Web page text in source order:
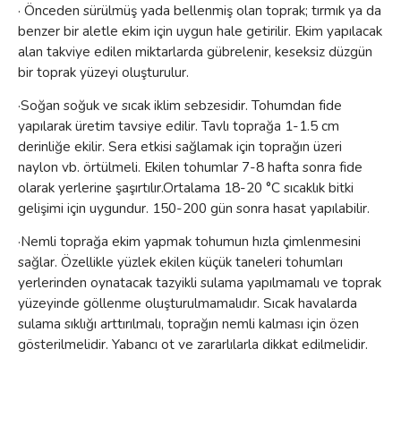
· Önceden sürülmüş yada bellenmiş olan toprak; tırmık ya da
benzer bir aletle ekim için uygun hale getirilir. Ekim yapılacak
alan takviye edilen miktarlarda gübrelenir, keseksiz düzgün
bir toprak yüzeyi oluşturulur.
·Soğan soğuk ve sıcak iklim sebzesidir. Tohumdan fide
yapılarak üretim tavsiye edilir. Tavlı toprağa 1-1.5 cm
derinliğe ekilir. Sera etkisi sağlamak için toprağın üzeri
naylon vb. örtülmeli. Ekilen tohumlar 7-8 hafta sonra fide
olarak yerlerine şaşırtılır.Ortalama 18-20 °C sıcaklık bitki
gelişimi için uygundur. 150-200 gün sonra hasat yapılabilir.
·Nemli toprağa ekim yapmak tohumun hızla çimlenmesini
sağlar. Özellikle yüzlek ekilen küçük taneleri tohumları
yerlerinden oynatacak tazyikli sulama yapılmamalı ve toprak
yüzeyinde göllenme oluşturulmamalıdır. Sıcak havalarda
sulama sıklığı arttırılmalı, toprağın nemli kalması için özen
gösterilmelidir. Yabancı ot ve zararlılarla dikkat edilmelidir.